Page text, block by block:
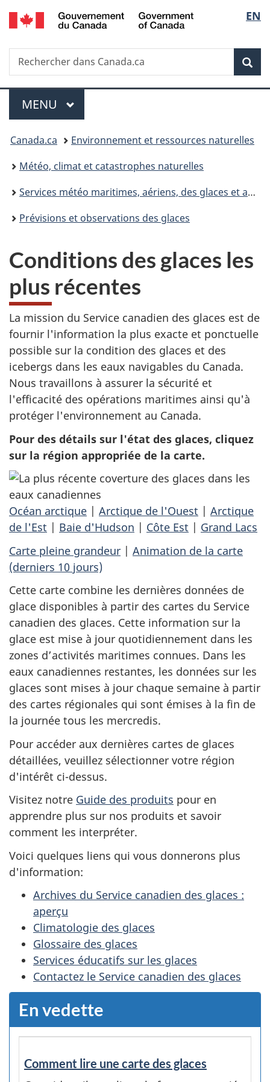
Passer
au
principal
Passer
à
Au
du
Passer
à
version
simplifiée
de
la
EN
Recherche
Rechercher
dans
Menu
MENU PRINCIPAL
Vous
êtes
ici :
Canada.ca
Environnement et ressources naturelles
Météo, climat et catastrophes naturelles
Services météo maritimes, aériens, des glaces et autres
Prévisions et observations des glaces
Conditions des glaces les
plus récentes
La mission du Service canadien des glaces est de
fournir l'information la plus exacte et ponctuelle
possible sur la condition des glaces et des
icebergs dans les eaux navigables du Canada.
Nous travaillons à assurer la sécurité et
l'efficacité des opérations maritimes ainsi qu'à
protéger l'environnement au Canada.
Pour des détails sur l'état des glaces, cliquez
sur la région appropriée de la carte.
Océan arctique | Arctique de l'Ouest | Arctique
de l'Est | Baie d'Hudson | Côte Est | Grand Lacs
Carte pleine grandeur | Animation de la carte
(derniers 10 jours)
Cette carte combine les dernières données de
glace disponibles à partir des cartes du Service
canadien des glaces. Cette information sur la
glace est mise à jour quotidiennement dans les
zones d’activités maritimes connues. Dans les
eaux canadiennes restantes, les données sur les
glaces sont mises à jour chaque semaine à partir
des cartes régionales qui sont émises à la fin de
la journée tous les mercredis.
Pour accéder aux dernières cartes de glaces
détaillées, veuillez sélectionner votre région
d'intérêt ci-dessus.
Visitez notre Guide des produits pour en
apprendre plus sur nos produits et savoir
comment les interpréter.
Voici quelques liens qui vous donnerons plus
d'information:
Archives du Service canadien des glaces :
aperçu
Climatologie des glaces
Glossaire des glaces
Services éducatifs sur les glaces
Contactez le Service canadien des glaces
En vedette
Comment lire une carte des glaces